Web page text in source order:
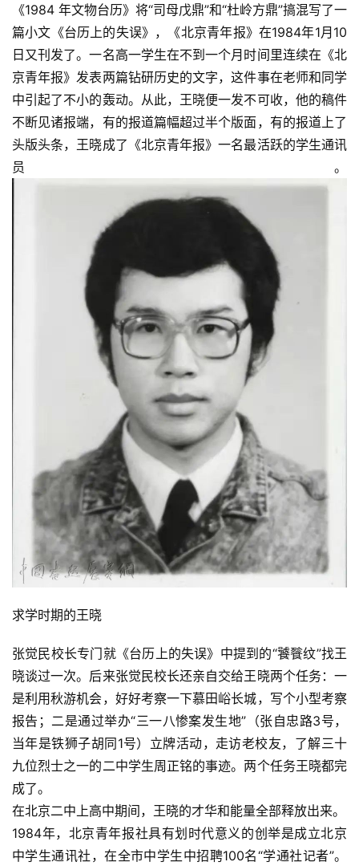
书
征
学
术
研
究
法
书
欣
赏
《1984 年文物台历》将“司母戊鼎”和“杜岭方鼎”搞混写了一
篇小文《台历上的失误》，《北京青年报》在1984年1月10
日又刊发了。一名高一学生在不到一个月时间里连续在《北
京青年报》发表两篇钻研历史的文字，这件事在老师和同学
中引起了不小的轰动。从此，王晓便一发不可收，他的稿件
不断见诸报端，有的报道篇幅超过半个版面，有的报道上了
头版头条，王晓成了《北京青年报》一名最活跃的学生通讯
员。
求学时期的王晓
张觉民校长专门就《台历上的失误》中提到的“饕餮纹”找王
晓谈过一次。后来张觉民校长还亲自交给王晓两个任务：一
是利用秋游机会，好好考察一下慕田峪长城，写个小型考察
报告；二是通过举办“三一八惨案发生地”（张自忠路3号，
当年是铁狮子胡同1号）立牌活动，走访老校友，了解三十
九位烈士之一的二中学生周正铭的事迹。两个任务王晓都完
成了。
在北京二中上高中期间，王晓的才华和能量全部释放出来。
1984年，北京青年报社具有划时代意义的创举是成立北京
中学生通讯社，在全市中学生中招聘100名“学通社记者”。